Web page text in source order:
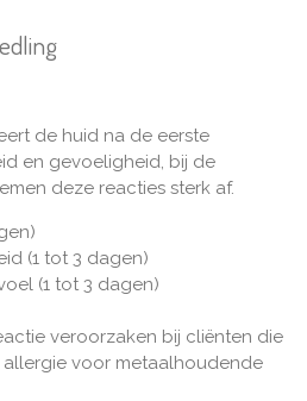
de huid na de eerste
en gevoeligheid, bij de
deze reacties sterk af.
(1 tot 3 dagen)
(1 tot 3 dagen)
veroorzaken bij cliënten die
voor metaalhoudende